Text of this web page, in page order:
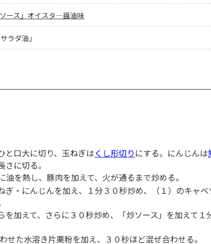
ソース」オイスタ―醤油味
ラダ油」
と口大に切り、玉ねぎはくし形切り にする。にんじんは
さに切る。
油を熱し、豚肉を加えて、火が通るまで炒める。
ぎ・にんじんを加え、１分３０秒炒め、（１）のキャ
を加えて、さらに３０秒炒め、「炒ソース」を加えて
せた水溶き片栗粉を加え、３０秒ほど混ぜ合わせる。